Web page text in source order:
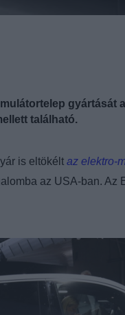
gyártását
található.
is eltökélt az elektro-
az USA-ban. Az